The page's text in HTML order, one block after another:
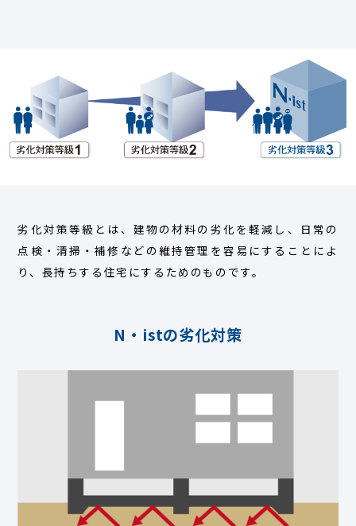
劣化対策等級とは、建物の材料の劣化を軽減し、日常の
点検・清掃・補修などの維持管理を容易にすることによ
り、長持ちする住宅にするためのものです。
N・istの劣化対策